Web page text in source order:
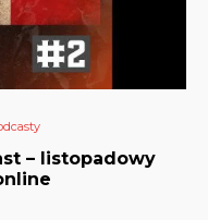
– listopadowy